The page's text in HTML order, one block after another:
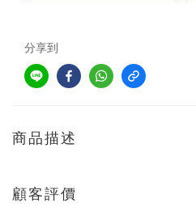
分享到
商品描述
顧客評價